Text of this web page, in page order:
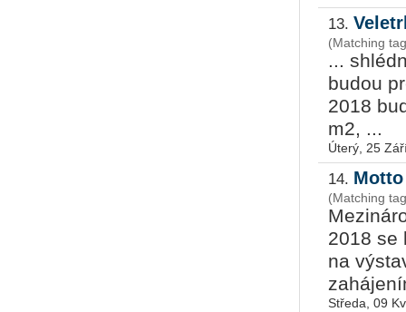
13.
(Matching
...
budou
2018
m2, ...
Úterý, 25
14.
(Matching
2018 se
na
Středa, 09